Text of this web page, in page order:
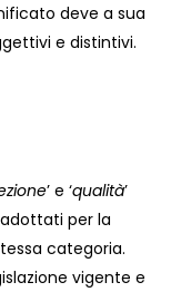
deve a sua
e distintivi.
’ e ‘qualità’
per la
categoria.
vigente e